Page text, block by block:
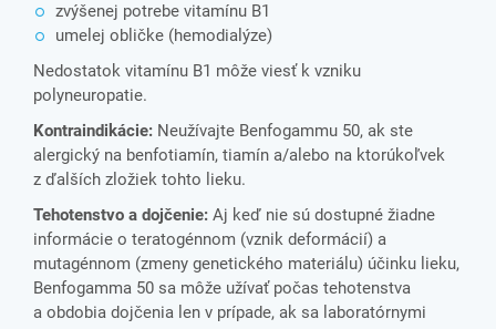
zvýšenej potrebe vitamínu B1
umelej obličke (hemodialýze)
Nedostatok vitamínu B1 môže viesť k vzniku
polyneuropatie.
Kontraindikácie: Neužívajte Benfogammu 50, ak ste
alergický na benfotiamín, tiamín a/alebo na ktorúkoľvek
z ďalších zložiek tohto lieku.
Tehotenstvo a dojčenie: Aj keď nie sú dostupné žiadne
informácie o teratogénnom (vznik deformácií) a
mutagénnom (zmeny genetického materiálu) účinku lieku,
Benfogamma 50 sa môže užívať počas tehotenstva
a obdobia dojčenia len v prípade, ak sa laboratórnymi